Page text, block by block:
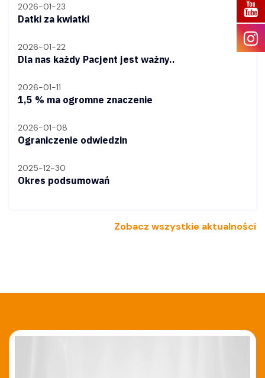
2026-01-23
Datki za kwiatki
2026-01-22
Dla nas każdy Pacjent jest ważny..
2026-01-11
1,5 % ma ogromne znaczenie
2026-01-08
Ograniczenie odwiedzin
2025-12-30
Okres podsumowań
Zobacz wszystkie aktualności